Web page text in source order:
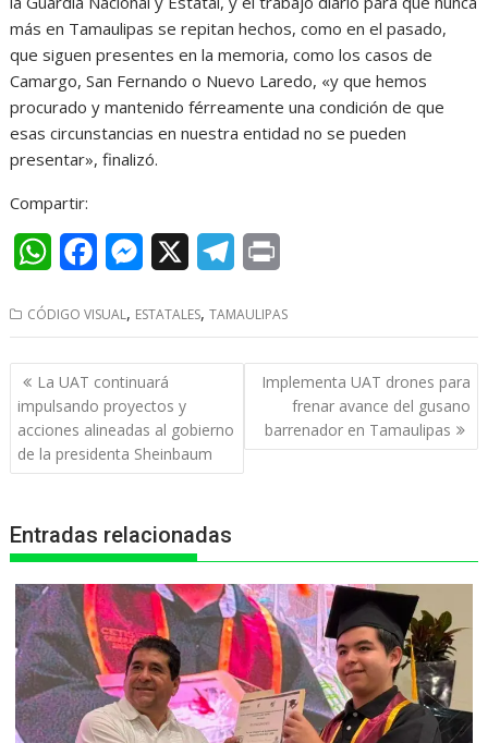
más en Tamaulipas se repitan hechos, como en el pasado,
que siguen presentes en la memoria, como los casos de
Camargo, San Fernando o Nuevo Laredo, «y que hemos
procurado y mantenido férreamente una condición de que
esas circunstancias en nuestra entidad no se pueden
presentar», finalizó.
Compartir:
W
a
t
s
A
p
c
e
b
o
o
M
s
s
e
n
g
r
l
e
a
i
n
t
CÓDIGO VISUAL, ESTATALES,TAMAULIPAS
Navegación
de
entradas
La UAT continuará
impulsando proyectos y
acciones alineadas al gobierno
de la presidenta Sheinbaum
Implementa UAT drones para
frenar avance del gusano
barrenador en Tamaulipas
Entradas relacionadas